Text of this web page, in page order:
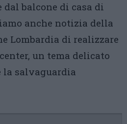
dal balcone di casa di
anche notizia della
Lombardia di realizzare
un tema delicato
la salvaguardia